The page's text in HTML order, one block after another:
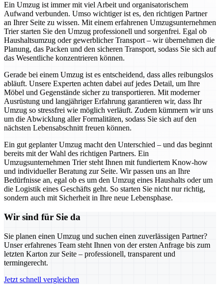
Ein Umzug ist immer mit viel Arbeit und organisatorischem
Aufwand verbunden. Umso wichtiger ist es, den richtigen Partner
an Ihrer Seite zu wissen. Mit einem erfahrenen Umzugsunternehmen
Trier starten Sie den Umzug professionell und sorgenfrei. Egal ob
Haushaltsumzug oder gewerblicher Transport – wir übernehmen die
Planung, das Packen und den sicheren Transport, sodass Sie sich auf
das Wesentliche konzentrieren können.
Gerade bei einem Umzug ist es entscheidend, dass alles reibungslos
abläuft. Unsere Experten achten dabei auf jedes Detail, um Ihre
Möbel und Gegenstände sicher zu transportieren. Mit moderner
Ausrüstung und langjähriger Erfahrung garantieren wir, dass Ihr
Umzug so stressfrei wie möglich verläuft. Zudem kümmern wir uns
um die Abwicklung aller Formalitäten, sodass Sie sich auf den
nächsten Lebensabschnitt freuen können.
Ein gut geplanter Umzug macht den Unterschied – und das beginnt
bereits mit der Wahl des richtigen Partners. Ein
Umzugsunternehmen Trier steht Ihnen mit fundiertem Know-how
und individueller Beratung zur Seite. Wir passen uns an Ihre
Bedürfnisse an, egal ob es um den Umzug eines Haushalts oder um
die Logistik eines Geschäfts geht. So starten Sie nicht nur richtig,
sondern auch mit Sicherheit in Ihre neue Lebensphase.
Wir sind für Sie da
Sie planen einen Umzug und suchen einen zuverlässigen Partner?
Unser erfahrenes Team steht Ihnen von der ersten Anfrage bis zum
letzten Karton zur Seite – professionell, transparent und
termingerecht.
Jetzt schnell vergleichen